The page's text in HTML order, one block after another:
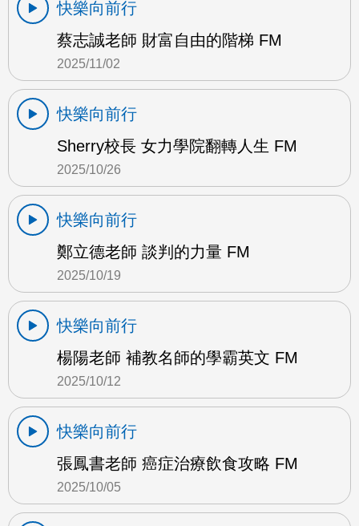
快樂向前行
蔡志誠老師 財富自由的階梯 FM
2025/11/02
快樂向前行
Sherry校長 女力學院翻轉人生 FM
2025/10/26
快樂向前行
鄭立德老師 談判的力量 FM
2025/10/19
快樂向前行
楊陽老師 補教名師的學霸英文 FM
2025/10/12
快樂向前行
張鳳書老師 癌症治療飲食攻略 FM
2025/10/05